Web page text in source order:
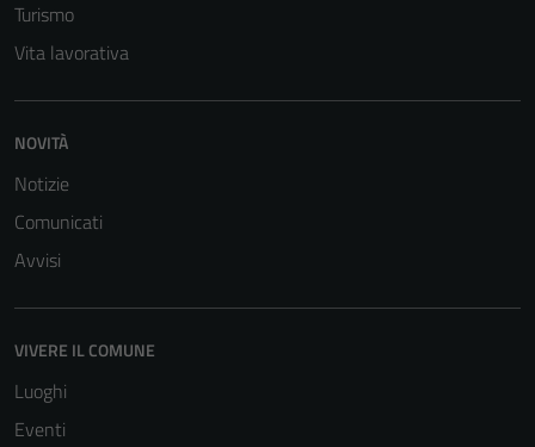
Turismo
Vita lavorativa
NOVITÀ
Notizie
Comunicati
Avvisi
VIVERE IL COMUNE
Luoghi
Eventi
del sito e non